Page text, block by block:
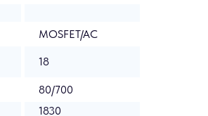
MOSFET/AC
18
80/700
1830